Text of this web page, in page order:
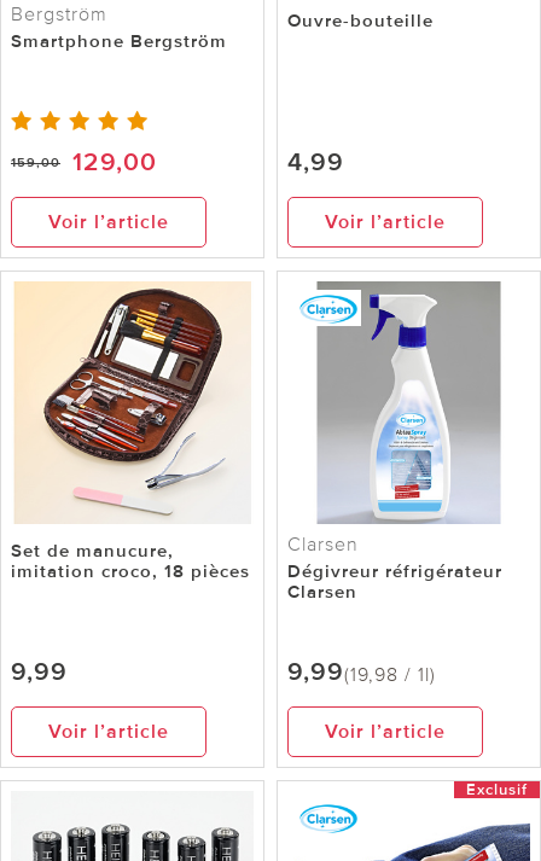
Bergström
Smartphone Bergström
159,00 129,00
Voir l’article
Ouvre-bouteille
4,99
Voir l’article
Set de manucure,
imitation croco, 18 pièces
9,99
Voir l’article
Clarsen
Dégivreur réfrigérateur
Clarsen
9,99(19,98 / 1l)
Voir l’article
Exclusif